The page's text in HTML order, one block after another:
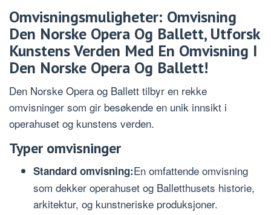
Omvisningsmuligheter: Omvisning
Den Norske Opera Og Ballett, Utforsk
Kunstens Verden Med En Omvisning I
Den Norske Opera Og Ballett!
Den Norske Opera og Ballett tilbyr en rekke
omvisninger som gir besøkende en unik innsikt i
operahuset og kunstens verden.
Typer omvisninger
Standard omvisning:En omfattende omvisning
som dekker operahuset og Balletthusets historie,
arkitektur, og kunstneriske produksjoner.